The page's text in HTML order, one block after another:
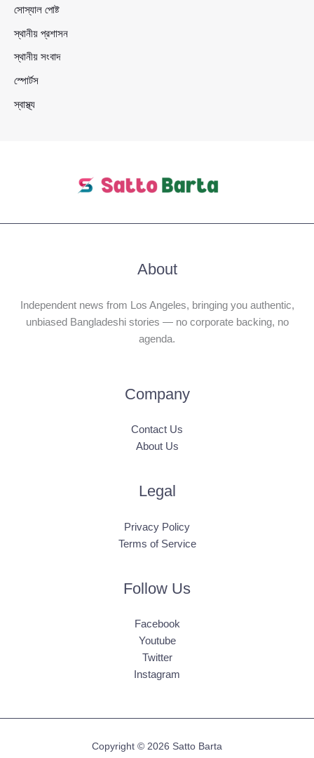
সোস্যাল পোষ্ট
স্থানীয় প্রশাসন
স্থানীয় সংবাদ
স্পোর্টস
স্বাস্থ্য
About
Independent news from Los Angeles, bringing you authentic,
unbiased Bangladeshi stories — no corporate backing, no
agenda.
Company
Contact Us
About Us
Legal
Privacy Policy
Terms of Service
Follow Us
Facebook
Youtube
Twitter
Instagram
Copyright © 2026 Satto Barta